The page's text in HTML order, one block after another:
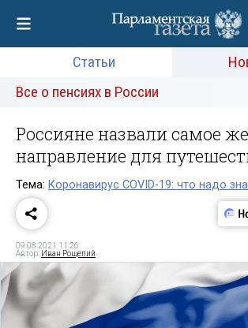
Статьи
Все о пенсиях в России
Россияне назвали самое
направление для
Тема: Коронавирус COVID-19: что надо
09.08.2021 11:26
Автор: Иван Рощепий